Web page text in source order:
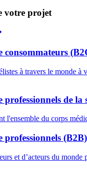
votre projet
consommateurs
à travers le monde à
professionnels de la
l'ensemble du corps
professionnels (B2B)
et d’acteurs du monde